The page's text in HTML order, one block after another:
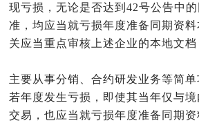
现亏损，无论是否达到42号公告中
准，均应当就亏损年度准备同期资
关应当重点审核上述企业的本地文档
主要从事分销、合约研发业务等简单
若年度发生亏损，即使其当年仅与
交易，也应当就亏损年度准备同期资